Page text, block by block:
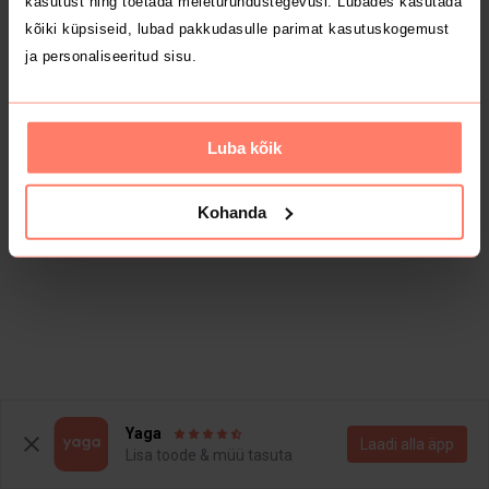
kõiki küpsiseid, lubad pakkudasulle parimat kasutuskogemust
ja personaliseeritud sisu.
Luba kõik
Kohanda
Yaga
Lisa toode & müü tasuta
Laadi alla äpp